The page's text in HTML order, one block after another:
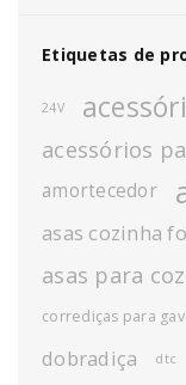
Etiquetas de
24V
acessórios
amortecedor
asas cozinha
asas para
corrediças para
dobradiça dtc